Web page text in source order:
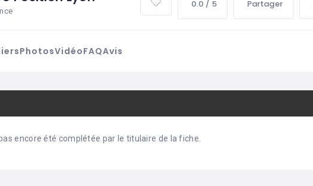
0.0 / 5 Partager
PhotosVidéoFAQAvis
encore été complétée par le titulaire de la fiche.